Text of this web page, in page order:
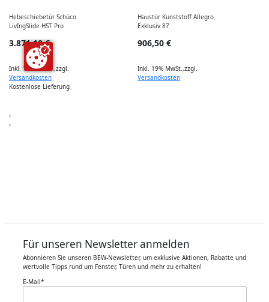
Hebeschiebetür Schüco
LivIngSlide HST Pro
3.871,10 €
Inkl. 19% MwSt.,zzgl.
Versandkosten
Kostenlose Lieferung
Haustür Kunststoff Allegro
Exklusiv 87
906,50 €
Inkl. 19% MwSt. ,zzgl.
Versandkosten
‹
›
Für unseren Newsletter anmelden
Abonnieren Sie unseren BEW-Newsletter, um exklusive Aktionen, Rabatte und
wertvolle Tipps rund um Fenster, Türen und mehr zu erhalten!
E-Mail*